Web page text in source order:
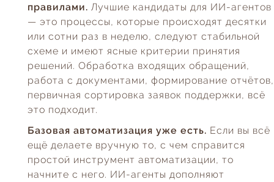
правилами. Лучшие кандидаты для ИИ-агентов
— это процессы, которые происходят десятки
или сотни раз в неделю, следуют стабильной
схеме и имеют ясные критерии принятия
решений. Обработка входящих обращений,
работа с документами, формирование отчётов,
первичная сортировка заявок поддержки, всё
это подходит.
Базовая автоматизация уже есть. Если вы всё
ещё делаете вручную то, с чем справится
простой инструмент автоматизации, то
начните с него. ИИ-агенты дополняют